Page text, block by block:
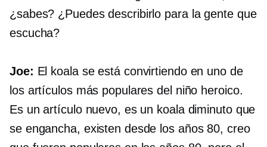
¿sabes? ¿Puedes describirlo para la gente que
escucha?
Joe: El koala se está convirtiendo en uno de
los artículos más populares del niño heroico.
Es un artículo nuevo, es un koala diminuto que
se engancha, existen desde los años 80, creo